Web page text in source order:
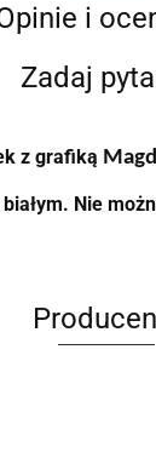
i
Zadaj
z grafiką
Nie